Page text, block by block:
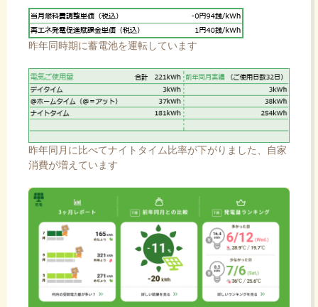
昨年同時期に蓄電池を運転しています
昨年同月に比べてナイトタイム比率が下がりました、自家
消費が増えています